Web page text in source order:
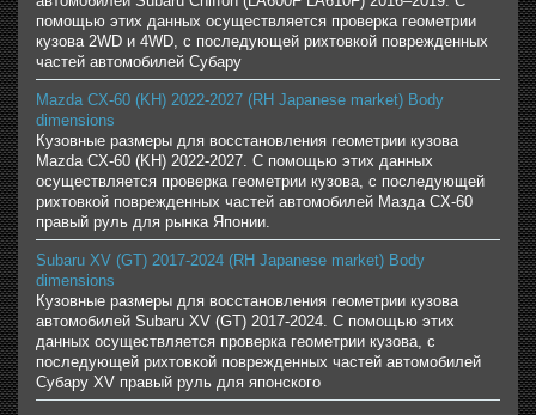
помощью этих данных осуществляется проверка геометрии
кузова 2WD и 4WD, с последующей рихтовкой поврежденных
частей автомобилей Субару
Mazda CX-60 (KH) 2022-2027 (RH Japanese market) Body
dimensions
Кузовные размеры для восстановления геометрии кузова
Mazda CX-60 (KH) 2022-2027. С помощью этих данных
осуществляется проверка геометрии кузова, с последующей
рихтовкой поврежденных частей автомобилей Мазда CX-60
правый руль для рынка Японии.
Subaru XV (GT) 2017-2024 (RH Japanese market) Body
dimensions
Кузовные размеры для восстановления геометрии кузова
автомобилей Subaru XV (GT) 2017-2024. С помощью этих
данных осуществляется проверка геометрии кузова, с
последующей рихтовкой поврежденных частей автомобилей
Субару XV правый руль для японского